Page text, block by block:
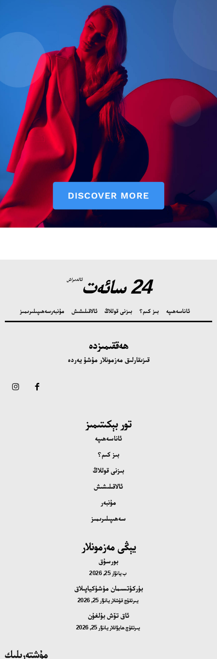
24 سائەت ئالدىراش
ئاناسەھىپە بىز كىم؟ بىزنى قوللاڭ ئالاقىلىشىش مۇنبەرسەھىپىلىرىمىز
ھەققىمىزدە
قىزىقارلىق مەزمونلار مۇشۇ يەردە
تور بېكىتىمىز
ئاناسەھىپە
بىز كىم؟
بىزنى قوللاڭ
ئالاقىلىشىش
مۇنبەر
سەھىپىلىرىمىز
يېڭى مەزمونلار
بورسۇق
بيانۋار 25, 2026
بۈركۈتسىمان مۈشۈكياپىلاق
يىرتقۇچ قۇشلار يانۋار 25, 2026
ئاق تۆش بۇلغۇن
يىرتقۇچ ھايۋانلار يانۋار 25, 2026
مۇشتەرىلىك